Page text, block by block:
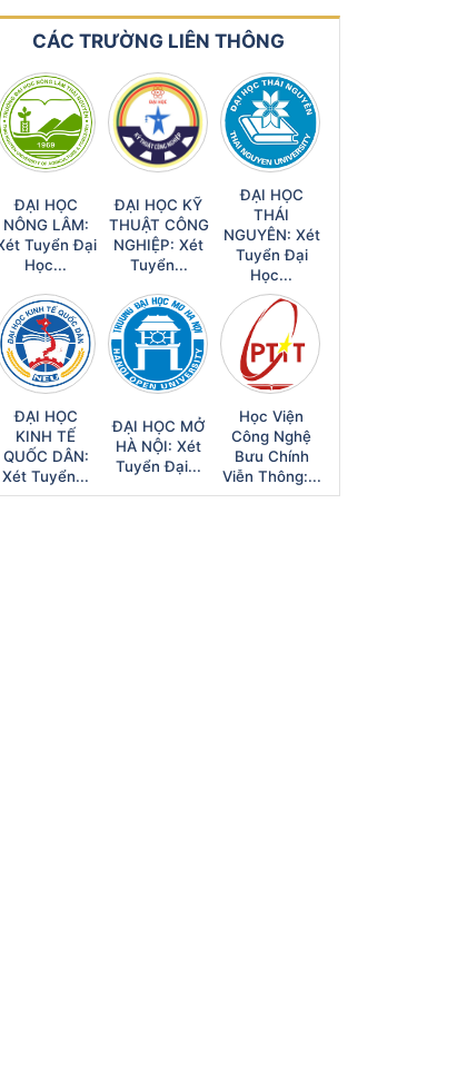
CÁC TRƯỜNG LIÊN THÔNG
ĐẠI HỌC
NÔNG LÂM:
Tuyển Đại
Học...
ĐẠI HỌC KỸ
THUẬT CÔNG
NGHIỆP: Xét
Tuyển...
ĐẠI HỌC
THÁI
NGUYÊN: Xét
Tuyển Đại
Học...
ĐẠI HỌC
KINH TẾ
QUỐC DÂN:
Xét Tuyển...
ĐẠI HỌC MỞ
HÀ NỘI: Xét
Tuyển Đại...
Học Viện
Công Nghệ
Bưu Chính
Viễn Thông:...